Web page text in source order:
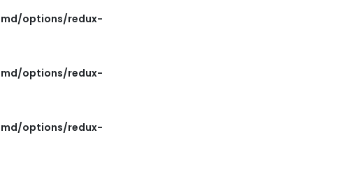
options/redux-
options/redux-
options/redux-